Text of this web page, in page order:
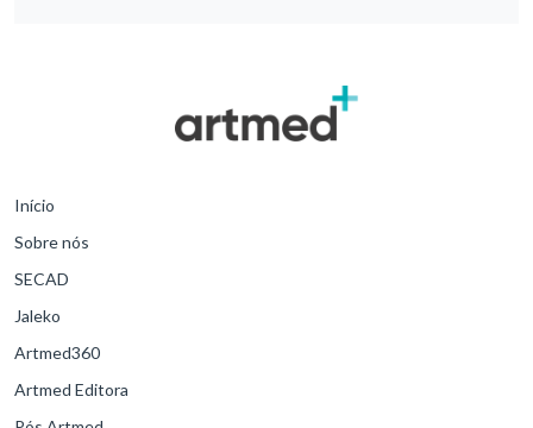
Início
Sobre nós
SECAD
Jaleko
Artmed360
Artmed Editora